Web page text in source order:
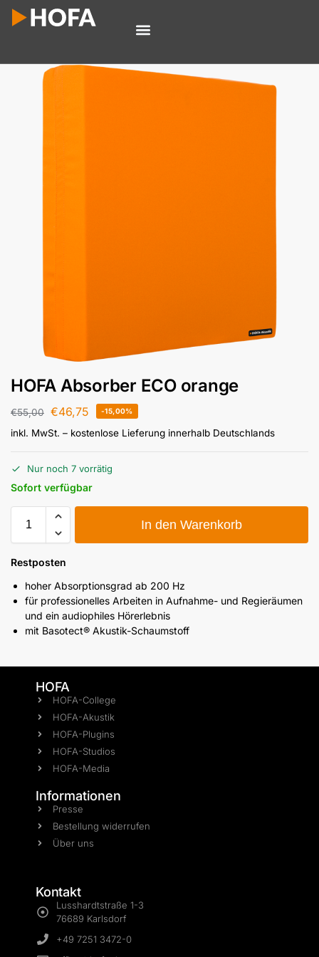
HOFA Absorber ECO orange
€55,00 €46,75 -15,00%
inkl. MwSt. – kostenlose Lieferung innerhalb Deutschlands
Nur noch 7 vorrätig
Sofort verfügbar
In den Warenkorb
Restposten
hoher Absorptionsgrad ab 200 Hz
für professionelles Arbeiten in Aufnahme- und Regieräumen
und ein audiophiles Hörerlebnis
mit Basotect® Akustik-Schaumstoff
HOFA
HOFA-College
HOFA-Akustik
HOFA-Plugins
HOFA-Studios
HOFA-Media
Informationen
Presse
Bestellung widerrufen
Über uns
Kontakt
Lusshardtstraße 1-3
76689 Karlsdorf
+49 7251 3472-0